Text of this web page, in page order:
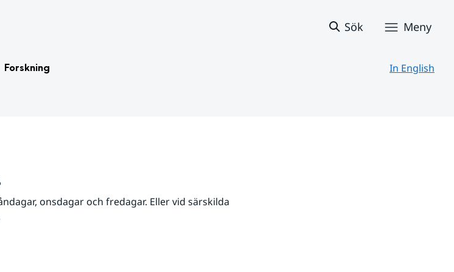
Sök Meny
Forskning In English
onsdagar och fredagar. Eller vid särskilda